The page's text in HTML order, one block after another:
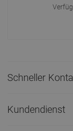
Schneller
Kundendienst